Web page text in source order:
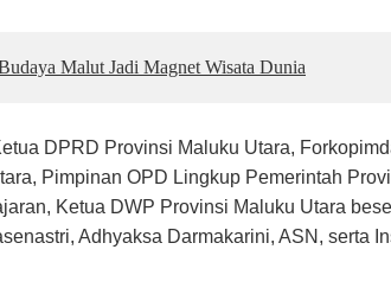
Malut Jadi Magnet Wisata Dunia
DPRD Provinsi Maluku Utara,
Pimpinan OPD Lingkup Pemerintah
Ketua DWP Provinsi Maluku Utara
Adhyaksa Darmakarini, ASN, serta